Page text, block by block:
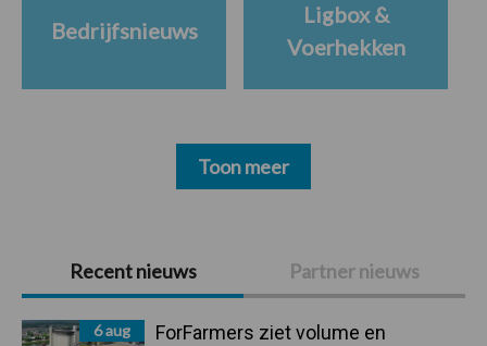
Primaire
Sidebar
Recent nieuws Partner nieuws
6 aug
ForFarmers ziet volume en
Bedrijfsnieuws
Ligbox &
Voerhekken
Toon meer